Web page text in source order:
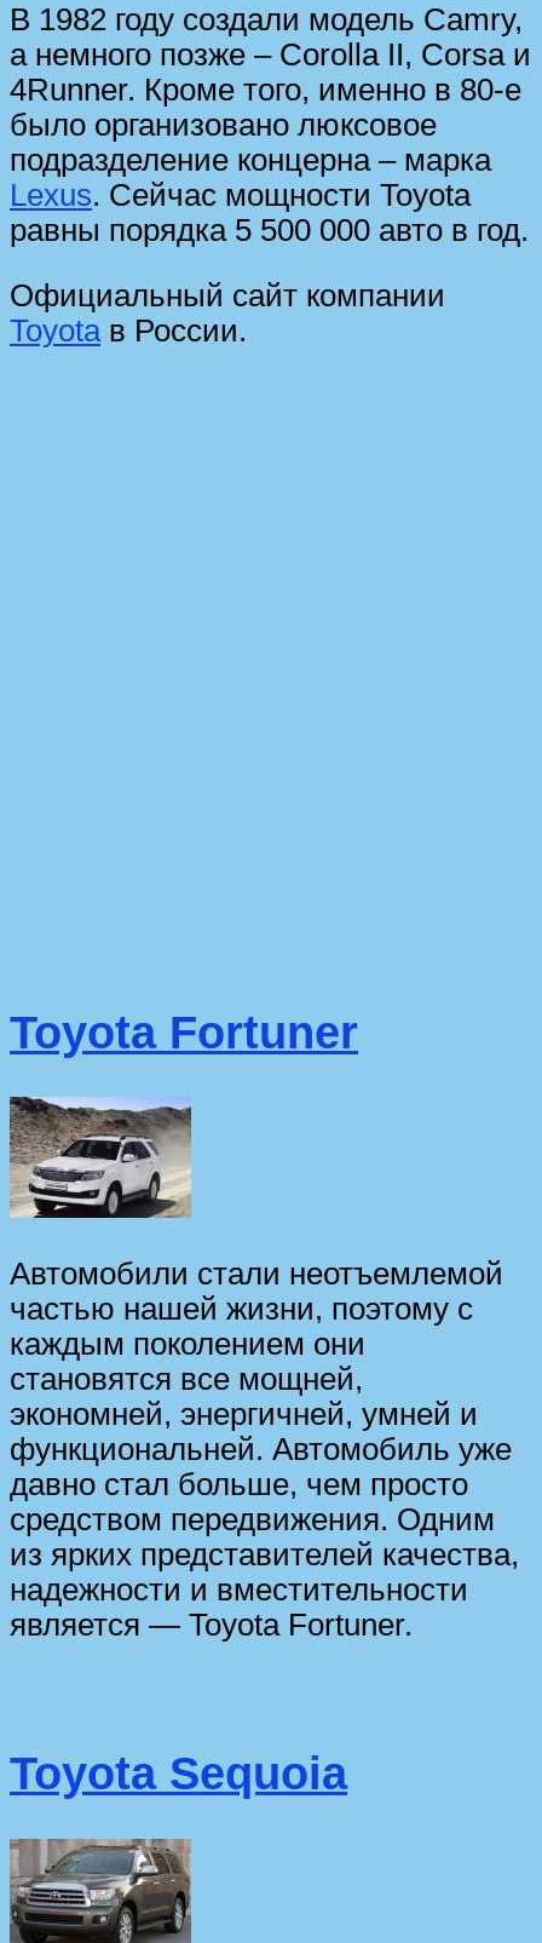
В 1982 году создали модель Camry,
а немного позже – Corolla II, Corsa и
4Runner. Кроме того, именно в 80-е
было организовано люксовое
подразделение концерна – марка
Lexus. Сейчас мощности Toyota
равны порядка 5 500 000 авто в год.
Официальный сайт компании
Toyotaв России.
Toyota Fortuner
Автомобили стали неотъемлемой
частью нашей жизни, поэтому с
каждым поколением они
становятся все мощней,
экономней, энергичней, умней и
функциональней. Автомобиль уже
давно стал больше, чем просто
средством передвижения. Одним
из ярких представителей качества,
надежности и вместительности
является — Toyota Fortuner.
Toyota Sequoia